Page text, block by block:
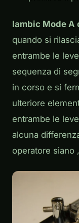
Iambic Mode A
quando si
entrambe le
sequenza di
in corso e si
ulteriore
entrambe le
alcuna
operatore siano